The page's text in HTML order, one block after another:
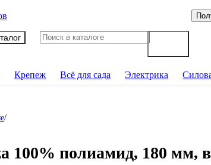
Крепеж Всё для сада Электрика
/
100% полиамид, 180 мм,